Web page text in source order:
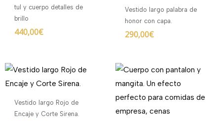
tul y cuerpo detalles de
brillo
440,00€
Vestido largo palabra de
honor con capa.
290,00€
Vestido largo Rojo de
Encaje y Corte Sirena.